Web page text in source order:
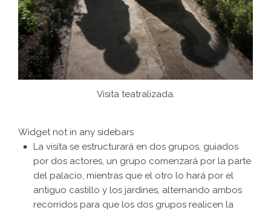
Visita teatralizada.
Widget not in any sidebars
La visita se estructurará en dos grupos, guiados
por dos actores, un grupo comenzará por la parte
del palacio, mientras que el otro lo hará por el
antiguo castillo y los jardines, alternando ambos
recorridos para que los dos grupos realicen la